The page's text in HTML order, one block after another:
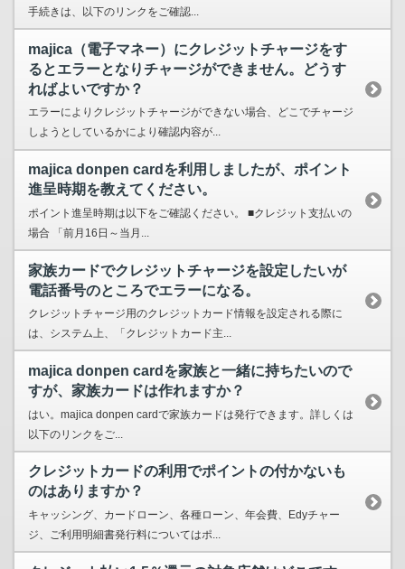
手続きは、以下のリンクをご確認...
majica（電子マネー）にクレジットチャージをす
るとエラーとなりチャージができません。どうす
ればよいですか？
エラーによりクレジットチャージができない場合、どこでチャージ
しようとしているかにより確認内容が...
majica donpen cardを利用しましたが、ポイント
進呈時期を教えてください。
ポイント進呈時期は以下をご確認ください。 ■クレジット支払いの
場合 「前月16日～当月...
家族カードでクレジットチャージを設定したいが
電話番号のところでエラーになる。
クレジットチャージ用のクレジットカード情報を設定される際に
は、システム上、「クレジットカード主...
majica donpen cardを家族と一緒に持ちたいので
すが、家族カードは作れますか？
はい。majica donpen cardで家族カードは発行できます。詳しくは
以下のリンクをご...
クレジットカードの利用でポイントの付かないも
のはありますか？
キャッシング、カードローン、各種ローン、年会費、Edyチャー
ジ、ご利用明細書発行料についてはポ...